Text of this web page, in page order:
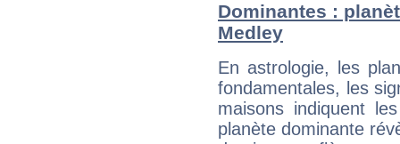
Dominantes :
Medley
En astrologie, les
fondamentales, les
maisons indiquent
planète dominante